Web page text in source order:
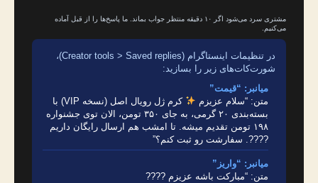
مشتری سرد می‌شود اگر ۱۰ دقیقه منتظر جواب بماند. ما پاسخ‌ها را از قبل آماده
می‌کنیم.
در تنظیمات اینستاگرام (Creator tools > Saved replies)،
شورت‌کات‌های زیر را بسازید:
میانبر: “قیمت”
متن: “سلام عزیزم
کرم ژل رویال اصل (نسخه VIP) با
بسته‌بندی ۲۰ گرمی، به جای ۳۵۰ تومن، الان توی جشنواره
۱۹۸ تومن تقدیم میشه. تا امشب هم ارسال رایگان داریم
????. سفارشت رو ثبت کنم؟”
میانبر: “واریز”
متن: “مبارکت باشه عزیزم ????